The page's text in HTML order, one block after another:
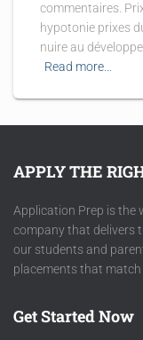
commentaires.
hypotonie prixes
nuire au
Read more…
APPLY THE
Application Prep is the
company that delivers
our students and
placements that
Get Started Now